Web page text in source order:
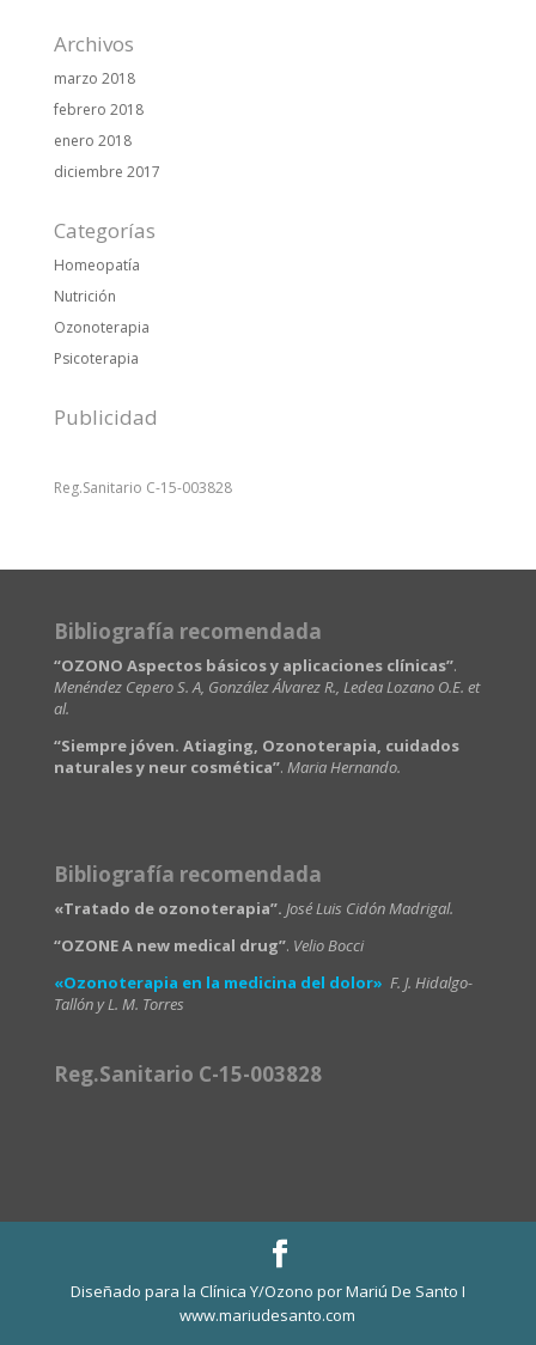
Archivos
marzo 2018
febrero 2018
enero 2018
diciembre 2017
Categorías
Homeopatía
Nutrición
Ozonoterapia
Psicoterapia
Publicidad
Reg.Sanitario C-15-003828
Bibliografía recomendada
“OZONO Aspectos básicos y aplicaciones clínicas”.
Menéndez Cepero S. A, González Álvarez R., Ledea Lozano O.E. et
al.
“Siempre jóven. Atiaging, Ozonoterapia, cuidados
naturales y neur cosmética”. Maria Hernando.
Bibliografía recomendada
«Tratado de ozonoterapia”. José Luis Cidón Madrigal.
“OZONE A new medical drug”. Velio Bocci
«Ozonoterapia en la medicina del dolor» F. J. Hidalgo-
Tallón y L. M. Torres
Reg.Sanitario C-15-003828
Diseñado para la Clínica Y/Ozono por Mariú De Santo I
www.mariudesanto.com